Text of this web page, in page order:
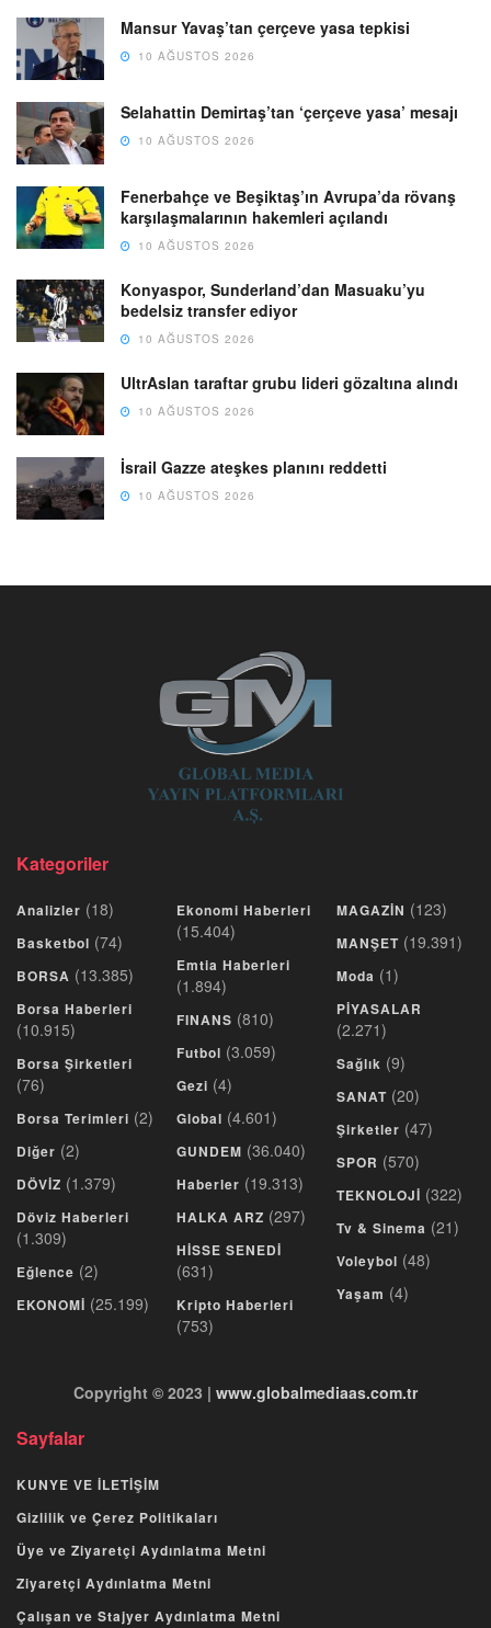
Mansur Yavaş’tan çerçeve yasa tepkisi
10 AĞUSTOS 2026
Selahattin Demirtaş’tan ‘çerçeve yasa’ mesajı
10 AĞUSTOS 2026
Fenerbahçe ve Beşiktaş’ın Avrupa’da rövanş
karşılaşmalarının hakemleri açılandı
10 AĞUSTOS 2026
Konyaspor, Sunderland’dan Masuaku’yu
bedelsiz transfer ediyor
10 AĞUSTOS 2026
UltrAslan taraftar grubu lideri gözaltına alındı
10 AĞUSTOS 2026
İsrail Gazze ateşkes planını reddetti
10 AĞUSTOS 2026
Kategoriler
Analizler (18)
Basketbol (74)
BORSA (13.385)
Borsa Haberleri
(10.915)
Borsa Şirketleri
(76)
Borsa Terimleri (2)
Diğer (2)
DÖVİZ (1.379)
Döviz Haberleri
(1.309)
Eğlence (2)
EKONOMİ (25.199)
Ekonomi Haberleri
(15.404)
Emtia Haberleri
(1.894)
FINANS (810)
Futbol (3.059)
Gezi (4)
Global (4.601)
GUNDEM (36.040)
Haberler (19.313)
HALKA ARZ (297)
HİSSE SENEDİ
(631)
Kripto Haberleri
(753)
MAGAZİN (123)
MANŞET (19.391)
Moda (1)
PİYASALAR
(2.271)
Sağlık (9)
SANAT (20)
Şirketler (47)
SPOR (570)
TEKNOLOJİ (322)
Tv & Sinema (21)
Voleybol (48)
Yaşam (4)
Copyright © 2023 | www.globalmediaas.com.tr
Sayfalar
KUNYE VE İLETİŞİM
Gizlilik ve Çerez Politikaları
Üye ve Ziyaretçi Aydınlatma Metni
Ziyaretçi Aydınlatma Metni
Çalışan ve Stajyer Aydınlatma Metni